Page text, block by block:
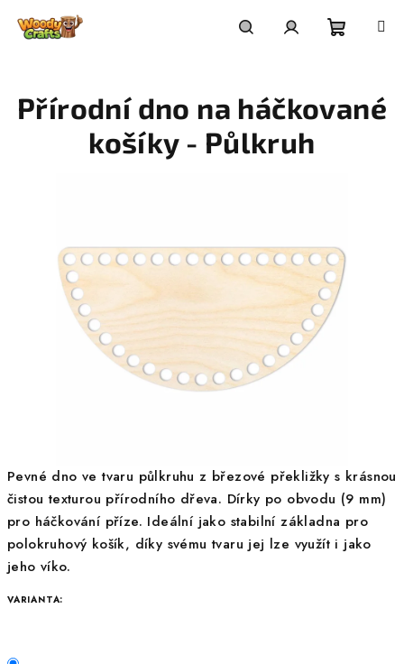
košík
Pevné dno ve tvaru půlkruhu z březové překližky s krásnou
čistou texturou přírodního dřeva. Dírky po obvodu (9 mm)
pro háčkování příze. Ideální jako stabilní základna pro
polokruhový košík, díky svému tvaru jej lze využít i jako
jeho víko.
VARIANTA:
Přírodní dno na háčkované
košíky - Půlkruh